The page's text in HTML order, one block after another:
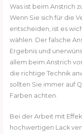
Was ist beim Anstrich
Wenn Sie sich für die
entscheiden, ist es
wählen. Der falsche
Ergebnis und
allem beim Anstrich
die richtige Technik
sollten Sie immer auf
Farben achten.
Bei der Arbeit mit
hochwertigen Lack